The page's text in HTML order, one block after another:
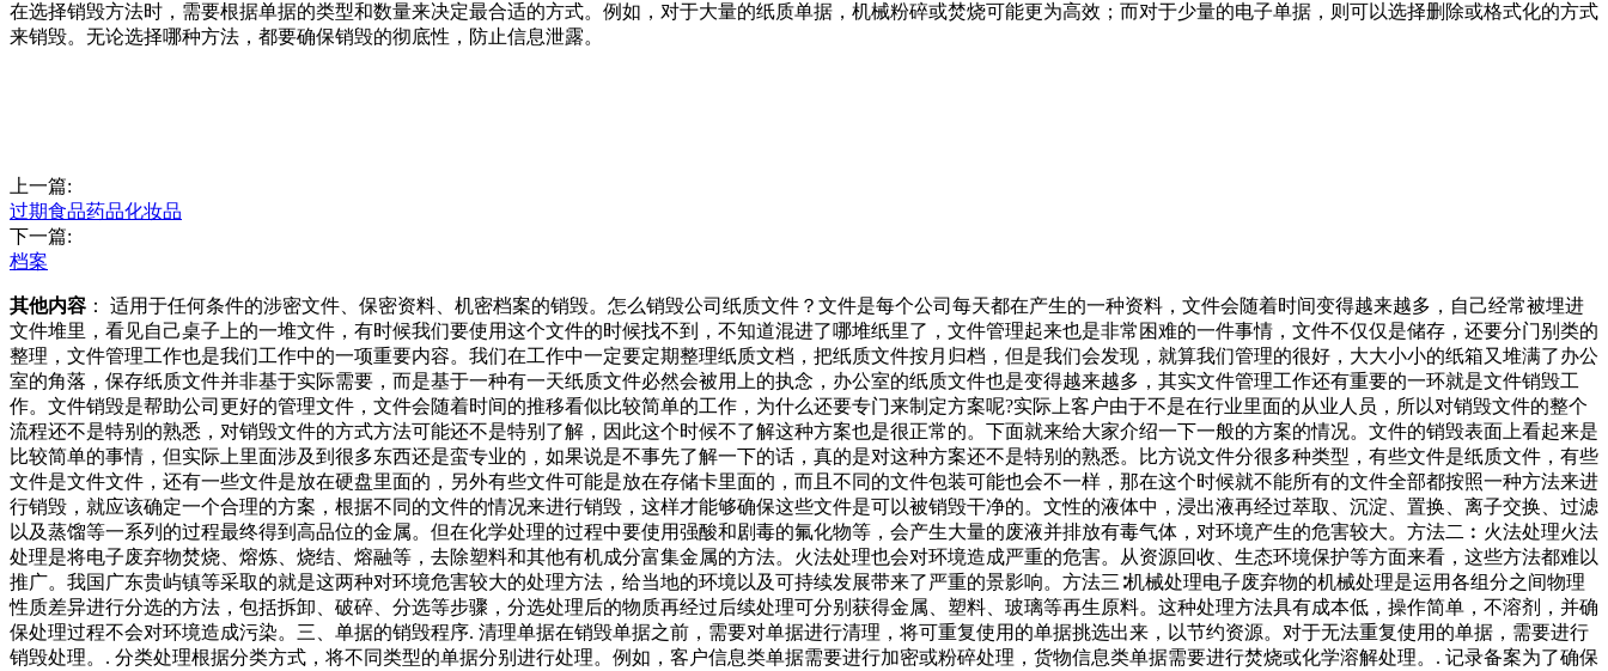
在选择销毁方法时，需要根据单据的类型和数量来决定最合适的方式。例如，对于大量的纸质单据，机械粉碎或焚烧可能更为高效；而对于少量的电子单据，则可以选择删除或格式化的方式
来销毁。无论选择哪种方法，都要确保销毁的彻底性，防止信息泄露。
上一篇:
过期食品药品化妆品
下一篇:
档案
其他内容 ： 适用于任何条件的涉密文件、保密资料、机密档案的销毁。怎么销毁公司纸质文件？文件是每个公司每天都在产生的一种资料，文件会随着时间变得越来越多，自己经常被埋进
文件堆里，看见自己桌子上的一堆文件，有时候我们要使用这个文件的时候找不到，不知道混进了哪堆纸里了，文件管理起来也是非常困难的一件事情，文件不仅仅是储存，还要分门别类的
整理，文件管理工作也是我们工作中的一项重要内容。我们在工作中一定要定期整理纸质文档，把纸质文件按月归档，但是我们会发现，就算我们管理的很好，大大小小的纸箱又堆满了办公
室的角落，保存纸质文件并非基于实际需要，而是基于一种有一天纸质文件必然会被用上的执念，办公室的纸质文件也是变得越来越多，其实文件管理工作还有重要的一环就是文件销毁工
作。文件销毁是帮助公司更好的管理文件，文件会随着时间的推移看似比较简单的工作，为什么还要专门来制定方案呢?实际上客户由于不是在行业里面的从业人员，所以对销毁文件的整个
流程还不是特别的熟悉，对销毁文件的方式方法可能还不是特别了解，因此这个时候不了解这种方案也是很正常的。下面就来给大家介绍一下一般的方案的情况。文件的销毁表面上看起来是
比较简单的事情，但实际上里面涉及到很多东西还是蛮专业的，如果说是不事先了解一下的话，真的是对这种方案还不是特别的熟悉。比方说文件分很多种类型，有些文件是纸质文件，有些
文件是文件文件，还有一些文件是放在硬盘里面的，另外有些文件可能是放在存储卡里面的，而且不同的文件包装可能也会不一样，那在这个时候就不能所有的文件全部都按照一种方法来进
行销毁，就应该确定一个合理的方案，根据不同的文件的情况来进行销毁，这样才能够确保这些文件是可以被销毁干净的。文性的液体中，浸出液再经过萃取、沉淀、置换、离子交换、过滤
以及蒸馏等一系列的过程最终得到高品位的金属。但在化学处理的过程中要使用强酸和剧毒的氟化物等，会产生大量的废液并排放有毒气体，对环境产生的危害较大。方法二︰火法处理火法
处理是将电子废弃物焚烧、熔炼、烧结、熔融等，去除塑料和其他有机成分富集金属的方法。火法处理也会对环境造成严重的危害。从资源回收、生态环境保护等方面来看，这些方法都难以
推广。我国广东贵屿镇等采取的就是这两种对环境危害较大的处理方法，给当地的环境以及可持续发展带来了严重的景影响。方法三∶机械处理电子废弃物的机械处理是运用各组分之间物理
性质差异进行分选的方法，包括拆卸、破碎、分选等步骤，分选处理后的物质再经过后续处理可分别获得金属、塑料、玻璃等再生原料。这种处理方法具有成本低，操作简单，不溶剂，并确
保处理过程不会对环境造成污染。三、单据的销毁程序. 清理单据在销毁单据之前，需要对单据进行清理，将可重复使用的单据挑选出来，以节约资源。对于无法重复使用的单据，需要进行
销毁处理。. 分类处理根据分类方式，将不同类型的单据分别进行处理。例如，客户信息类单据需要进行加密或粉碎处理，货物信息类单据需要进行焚烧或化学溶解处理。. 记录备案为了确保